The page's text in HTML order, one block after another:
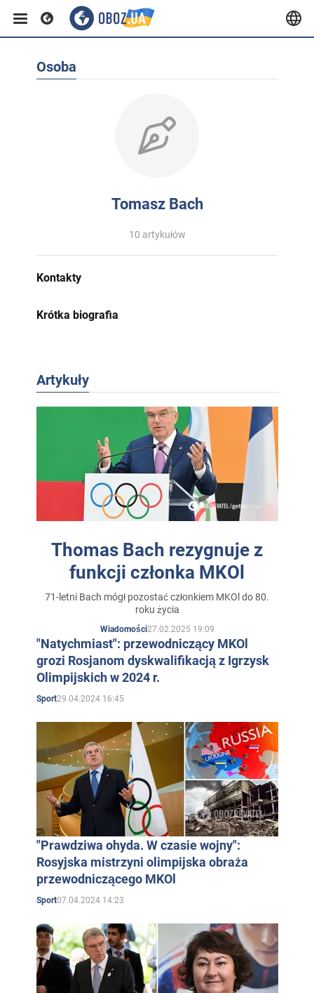
Osoba
Tomasz Bach
10 artykułów
Kontakty
Krótka biografia
Artykuły
Thomas Bach rezygnuje z
funkcji członka MKOl
71-letni Bach mógł pozostać członkiem MKOl do 80.
roku życia
Wiadomości27.02.2025 19:09
"Natychmiast": przewodniczący MKOl
grozi Rosjanom dyskwalifikacją z Igrzysk
Olimpijskich w 2024 r.
Sport29.04.2024 16:45
"Prawdziwa ohyda. W czasie wojny":
Rosyjska mistrzyni olimpijska obraża
przewodniczącego MKOl
Sport07.04.2024 14:23